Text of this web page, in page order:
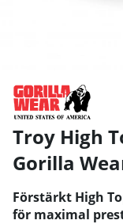
Troy High
Gorilla
Förstärkt High
för maximal